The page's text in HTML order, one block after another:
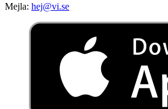
Mejla: hej@vi.se